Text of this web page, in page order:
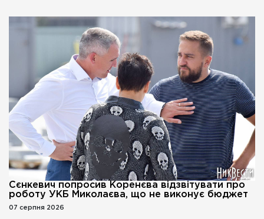
Сєнкевич попросив Коренєва відзвітувати про
роботу УКБ Миколаєва, що не виконує бюджет
07 серпня 2026